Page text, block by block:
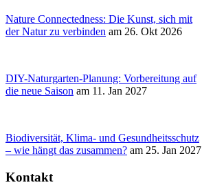
Nature Connectedness: Die Kunst, sich mit
der Natur zu verbinden am 26. Okt 2026
DIY-Naturgarten-Planung: Vorbereitung auf
die neue Saison am 11. Jan 2027
Biodiversität, Klima- und Gesundheitsschutz
– wie hängt das zusammen? am 25. Jan 2027
Kontakt